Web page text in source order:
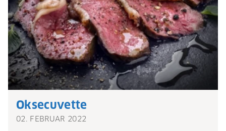
Oksecuvette
02. FEBRUAR 2022